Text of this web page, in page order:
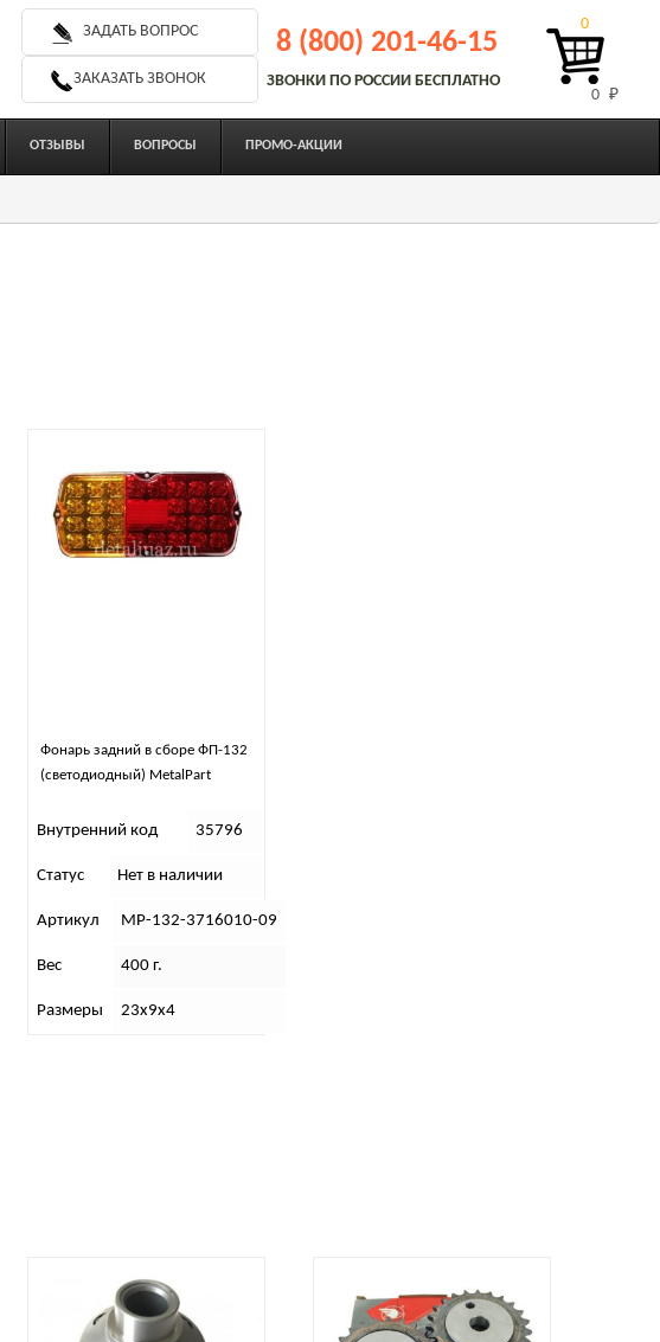
ЗАДАТЬ ВОПРОС
ЗАКАЗАТЬ ЗВОНОК
8 (800) 201-46-15
ЗВОНКИ ПО РОССИИ БЕСПЛАТНО
0 ₽
0
ОТЗЫВЫ ВОПРОСЫ ПРОМО-АКЦИИ
Фонарь задний в сборе ФП-132
(светодиодный) MetalPart
Внутренний код 35796
Статус Нет в наличии
Артикул МР-132-3716010-09
Вес 400 г.
Размеры 23х9х4